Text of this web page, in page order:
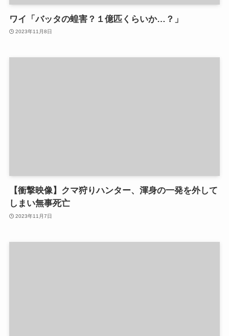
ワイ「バッタの蝗害？１億匹くらいか…？」
2023年11月8日
【衝撃映像】クマ狩りハンター、渾身の一発を外して
しまい無事死亡
2023年11月7日